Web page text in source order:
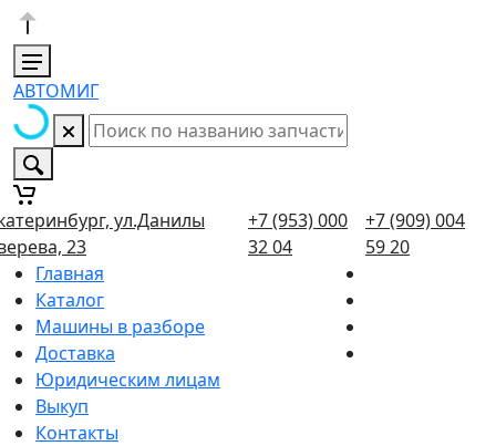
АВТОМИГ
ул.Данилы
23
+7 (953) 000
32 04
+7 (909) 004
59 20
Главная
Каталог
Машины в разборе
Доставка
Юридическим лицам
Выкуп
Контакты